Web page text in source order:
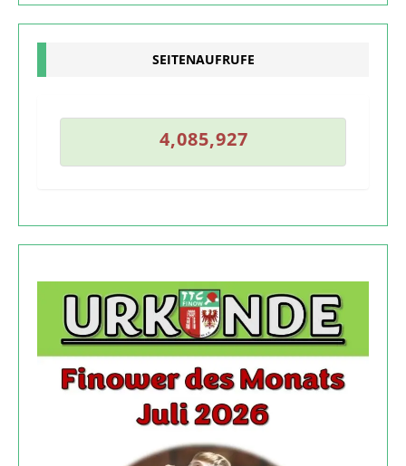
SEITENAUFRUFE
4
4
,
,
0
0
8
8
5
5
,
,
9
9
2
27
6